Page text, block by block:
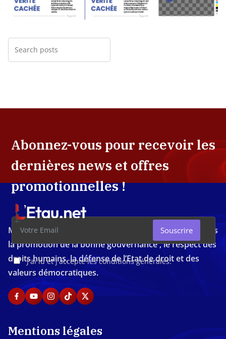
Abonnez-vous pour recevoir les
dernières news et offres
promotionnelles !
J'ai lu et j'accepte les conditions générales.
Souscrire
Média d'investigation ivoirien résolument engagé dans
la promotion de la bonne gouvernance , le respect des
droits humains, la défense de l’Etat de droit et des
valeurs démocratiques.
Mentions légales